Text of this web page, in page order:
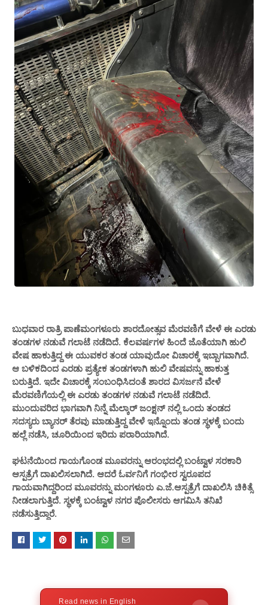
ಬುಧವಾರ ರಾತ್ರಿ ಪಾಣೆಮಂಗಳೂರು ಶಾರದೋತ್ಸವ ಮೆರವಣಿಗೆ ವೇಳೆ ಈ ಎರಡು
ತಂಡಗಳ ನಡುವೆ ಗಲಾಟೆ ನಡೆದಿದೆ. ಕೆಲವರ್ಷಗಳ ಹಿಂದೆ ಜೊತೆಯಾಗಿ ಹುಲಿ
ವೇಷ ಹಾಕುತ್ತಿದ್ದ ಈ ಯುವಕರ ತಂಡ ಯಾವುದೋ ವಿಚಾರಕ್ಕೆ ಇಬ್ಬಾಗವಾಗಿದೆ‌‌.
ಆ ಬಳಿಕದಿಂದ ಎರಡು ಪ್ರತ್ಯೇಕ ತಂಡಗಳಾಗಿ ಹುಲಿ ವೇಷವನ್ನು ಹಾಕುತ್ತ
ಬರುತ್ತಿದೆ. ಇದೇ ವಿಚಾರಕ್ಕೆ ಸಂಬಂಧಿಸಿದಂತೆ ಶಾರದ ವಿಸರ್ಜನೆ ವೇಳೆ
ಮೆರವಣಿಗೆಯಲ್ಲಿ ಈ ಎರಡು ತಂಡಗಳ ನಡುವೆ ಗಲಾಟೆ ನಡೆದಿದೆ.
ಮುಂದುವರಿದ ಭಾಗವಾಗಿ ನಿನ್ನೆ ಮೆಲ್ಕಾರ್ ಜಂಕ್ಷನ್ ನಲ್ಲಿ ಒಂದು ತಂಡದ
ಸದಸ್ಯರು ಬ್ಯಾನರ್ ತೆರವು ಮಾಡುತ್ತಿದ್ದ ವೇಳೆ ಇನ್ನೊಂದು ತಂಡ ಸ್ಥಳಕ್ಕೆ ಬಂದು
ಹಲ್ಲೆ ನಡೆಸಿ, ಚೂರಿಯಿಂದ ಇರಿದು ಪರಾರಿಯಾಗಿದೆ.
ಘಟನೆಯಿಂದ ಗಾಯಗೊಂಡ ಮೂವರನ್ನು ಆರಂಭದಲ್ಲಿ ಬಂಟ್ವಾಳ ಸರಕಾರಿ
ಆಸ್ಪತ್ರೆಗೆ ದಾಖಲಿಸಲಾಗಿದೆ. ಆದರೆ ಓರ್ವನಿಗೆ ಗಂಭೀರ ಸ್ವರೂಪದ
ಗಾಯವಾಗಿದ್ದರಿಂದ ಮೂವರನ್ನು ಮಂಗಳೂರು ಎ.ಜೆ.ಆಸ್ಪತ್ರೆಗೆ ದಾಖಲಿಸಿ ಚಿಕಿತ್ಸೆ
ನೀಡಲಾಗುತ್ತಿದೆ. ಸ್ಥಳಕ್ಕೆ ಬಂಟ್ವಾಳ ನಗರ ಪೊಲೀಸರು ಆಗಮಿಸಿ ತನಿಖೆ
ನಡೆಸುತ್ತಿದ್ದಾರೆ.
Read news in English